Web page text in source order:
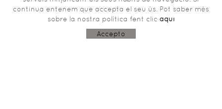
Bisbe Tomàs de Lorenzana, 15
17800 OLOT (Girona)
continua entenem que accepta el seu ús. Pot saber més
sobre la nostra política fent clic aquí
Accepto